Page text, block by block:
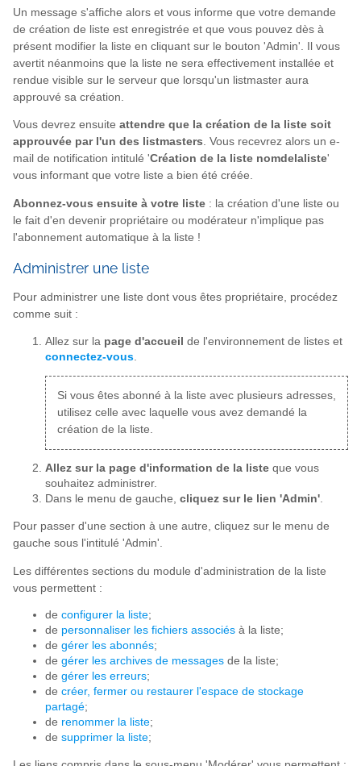
Un message s'affiche alors et vous informe que votre demande
de création de liste est enregistrée et que vous pouvez dès à
présent modifier la liste en cliquant sur le bouton 'Admin'. Il vous
avertit néanmoins que la liste ne sera effectivement installée et
rendue visible sur le serveur que lorsqu'un listmaster aura
approuvé sa création.
Vous devrez ensuite attendre que la création de la liste soit
approuvée par l'un des listmasters. Vous recevrez alors un e-
mail de notification intitulé 'Création de la liste nomdelaliste'
vous informant que votre liste a bien été créée.
Abonnez-vous ensuite à votre liste : la création d'une liste ou
le fait d'en devenir propriétaire ou modérateur n'implique pas
l'abonnement automatique à la liste !
Administrer une liste
Pour administrer une liste dont vous êtes propriétaire, procédez
comme suit :
Allez sur la page d'accueil de l'environnement de listes et
connectez-vous.
Si vous êtes abonné à la liste avec plusieurs adresses,
utilisez celle avec laquelle vous avez demandé la
création de la liste.
Allez sur la page d'information de la liste que vous
souhaitez administrer.
Dans le menu de gauche, cliquez sur le lien 'Admin'.
Pour passer d'une section à une autre, cliquez sur le menu de
gauche sous l'intitulé 'Admin'.
Les différentes sections du module d'administration de la liste
vous permettent :
de configurer la liste;
de personnaliser les fichiers associés à la liste;
de gérer les abonnés;
de gérer les archives de messages de la liste;
de gérer les erreurs;
de créer, fermer ou restaurer l'espace de stockage
partagé;
de renommer la liste;
de supprimer la liste;